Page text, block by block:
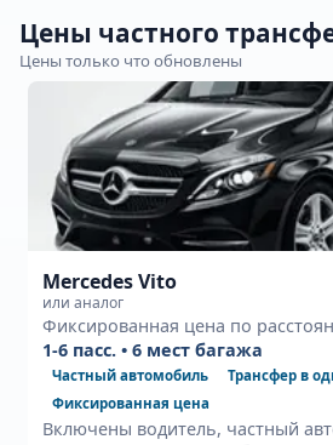
Цены частного
Цены только что обновлены
Mercedes Vito
или аналог
Фиксированная цена по
1-6 пасс. • 6 мест багажа
Частный автомобиль
Трансфер в
Фиксированная цена
Включены водитель, частный